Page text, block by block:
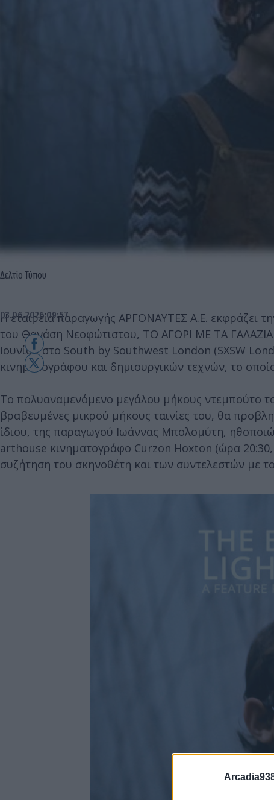
Δελτίο Τύπου
03.06.2026 09:57
Η εταιρεία παραγωγής ΑΡΓΟΝΑΥΤΕΣ Α.Ε. εκφράζει
του Θανάση Νεοφώτιστου, ΤΟ ΑΓΟΡΙ ΜΕ ΤΑ ΓΑΛΑΖΙΑ
Ιουνίου στο South by Southwest London (SXSW
κινηματογράφου και δημιουργικών τεχνών, το
Το πολυαναμενόμενο μεγάλου μήκους ντεμπούτο
βραβευμένες μικρού μήκους ταινίες του, θα
ίδιου, της παραγωγού Ιωάννας Μπολομύτη,
arthouse κινηματογράφο Curzon Hoxton (ώρα
συζήτηση του σκηνοθέτη και των συντελεστών με